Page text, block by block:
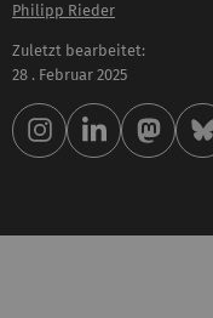
Philipp Rieder
Zuletzt bearbeitet:
28 . Februar 2025